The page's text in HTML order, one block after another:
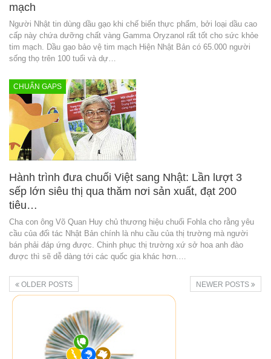
mạch
Người Nhật tin dùng dầu gạo khi chế biến thực phẩm, bởi loại dầu cao
cấp này chứa dưỡng chất vàng Gamma Oryzanol rất tốt cho sức khỏe
tim mạch. Dầu gạo bảo vệ tim mạch Hiện Nhật Bản có 65.000 người
sống thọ trên 100 tuổi và dự…
CHUẨN GAPS
Hành trình đưa chuối Việt sang Nhật: Lần lượt 3
sếp lớn siêu thị qua thăm nơi sản xuất, đạt 200
tiêu…
Cha con ông Võ Quan Huy chủ thương hiệu chuối Fohla cho rằng yêu
cầu của đối tác Nhật Bản chính là nhu cầu của thị trường mà người
bán phải đáp ứng được. Chinh phục thị trường xứ sở hoa anh đào
được thì sẽ dễ dàng tới các quốc gia khác hơn.…
OLDER POSTS NEWER POSTS